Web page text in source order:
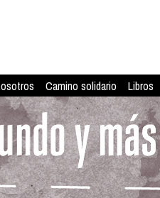
Camino solidario Libros